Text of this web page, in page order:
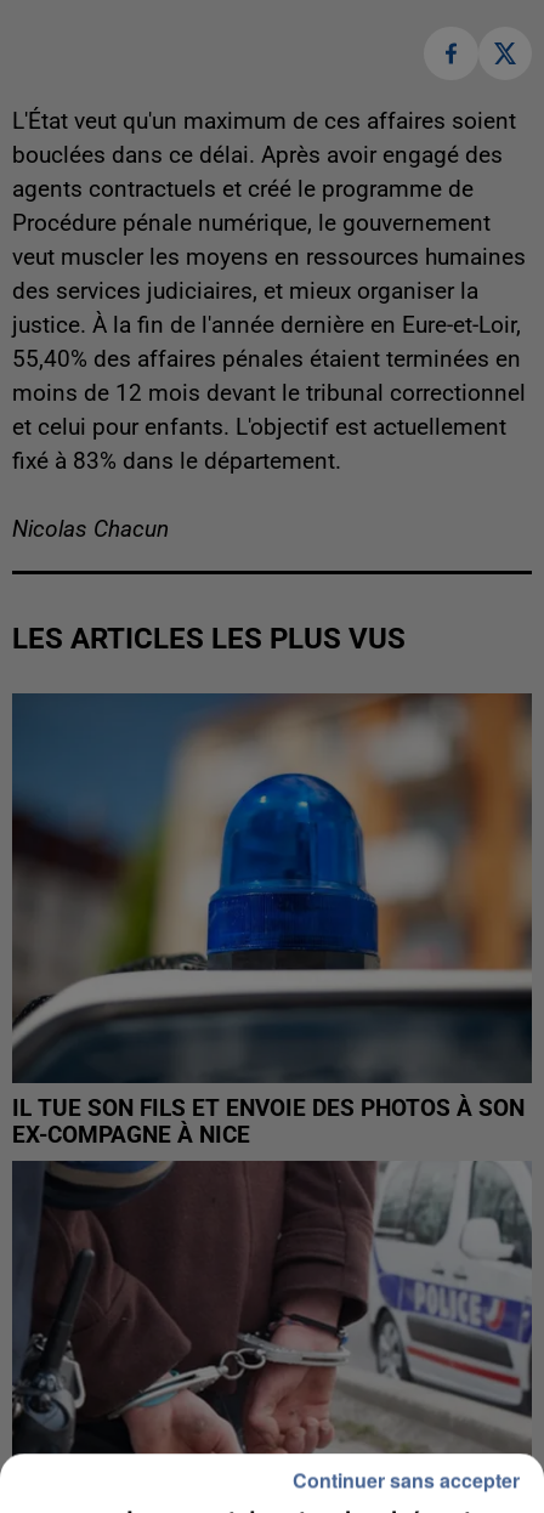
L'État veut qu'un maximum de ces affaires soient
bouclées dans ce délai. Après avoir engagé des
agents contractuels et créé le programme de
Procédure pénale numérique, le gouvernement
veut muscler les moyens en ressources humaines
des services judiciaires, et mieux organiser la
justice. À la fin de l'année dernière en Eure-et-Loir,
55,40% des affaires pénales étaient terminées en
moins de 12 mois devant le tribunal correctionnel
et celui pour enfants. L'objectif est actuellement
fixé à 83% dans le département.
Nicolas Chacun
LES ARTICLES LES PLUS VUS
IL TUE SON FILS ET ENVOIE DES PHOTOS À SON
EX-COMPAGNE À NICE
Continuer sans accepter